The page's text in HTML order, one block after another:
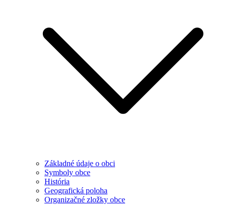
Základné údaje o obci
Symboly obce
História
Geografická poloha
Organizačné zložky obce